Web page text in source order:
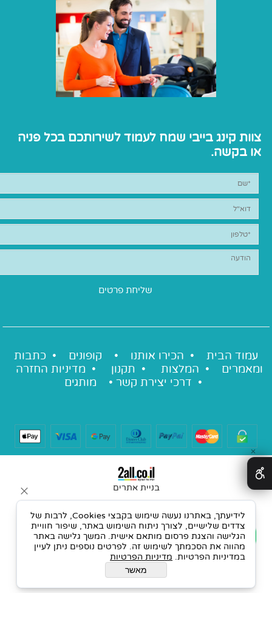
צוות קינג בייבי שמח לעמוד לשירותכם בכל פניה
או בקשה.
עמוד הבית • הכירו אותנו • קופונים • כתבות
ומאמרים • המלצות • תקנון • מדיניות החזרה
• דרכי יצירת קשר • מותגים
בניית אתרים
✕
לידיעתך, באתרנו נעשה שימוש בקבצי Cookies, לרבות של
צדדים שלישיים, לצורך ניתוח השימוש באתר, שיפור חוויית
הגלישה והצגת פרסום מותאם אישית. המשך גלישה באתר
מהווה את הסכמתך לשימוש זה. לפרטים נוספים ניתן לעיין
במדיניות הפרטיות. מדיניות הפרטיות
מאשר